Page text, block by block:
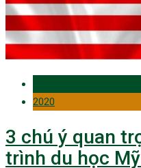
2020
3 chú ý quan
trình du học